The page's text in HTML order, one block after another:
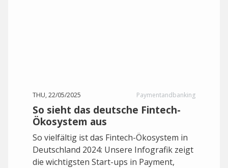
THU, 22/05/2025 Paymentandbanking
So sieht das deutsche Fintech-
Ökosystem aus
So vielfältig ist das Fintech-Ökosystem in
Deutschland 2024: Unsere Infografik zeigt
die wichtigsten Start-ups in Payment,